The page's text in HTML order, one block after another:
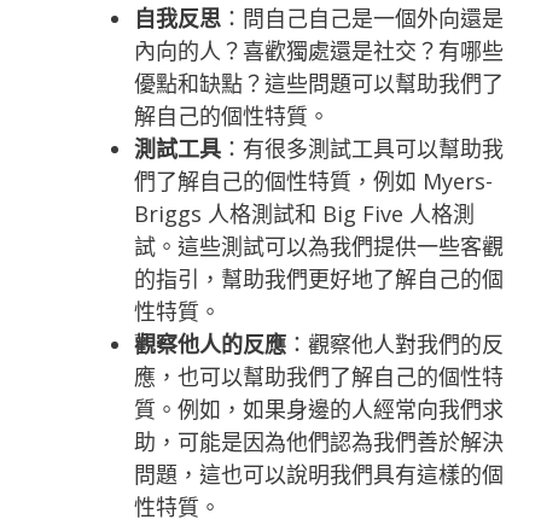
自我反思 ：問自己自己是一個外向還是
內向的人？喜歡獨處還是社交？有哪些
優點和缺點？這些問題可以幫助我們了
解自己的個性特質。
測試工具 ：有很多測試工具可以幫助我
們了解自己的個性特質，例如 Myers-
Briggs 人格測試和 Big Five 人格測
試。這些測試可以為我們提供一些客觀
的指引，幫助我們更好地了解自己的個
性特質。
觀察他人的反應 ：觀察他人對我們的反
應，也可以幫助我們了解自己的個性特
質。例如，如果身邊的人經常向我們求
助，可能是因為他們認為我們善於解決
問題，這也可以說明我們具有這樣的個
性特質。